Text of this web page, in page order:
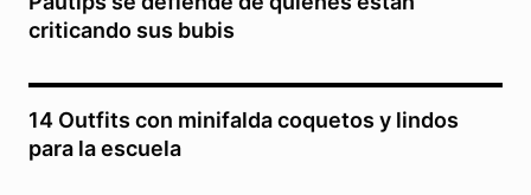
criticando sus bubis
14 Outfits con minifalda coquetos y lindos
para la escuela